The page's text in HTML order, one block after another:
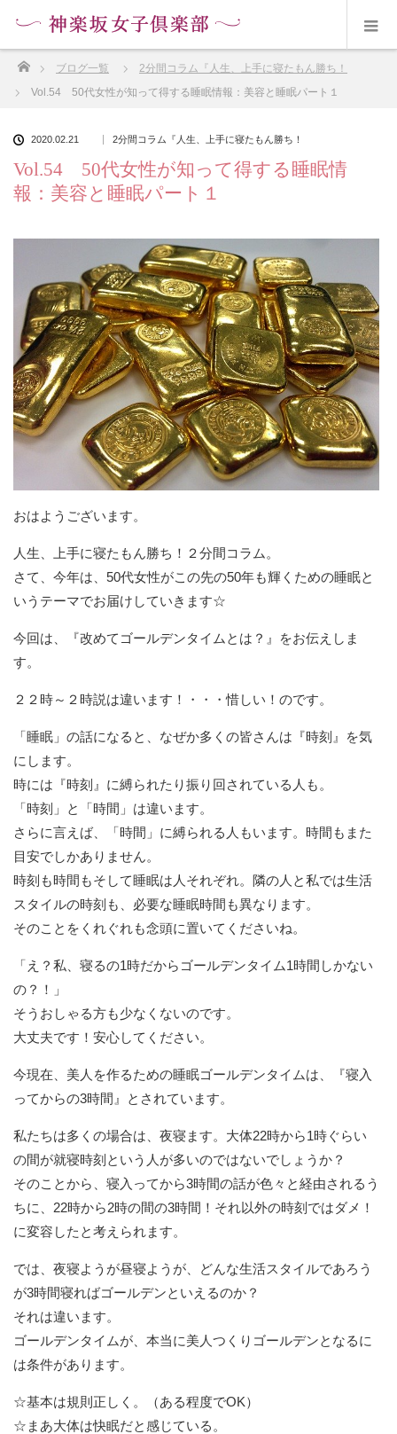
ブログ一覧
2分間コラム『人生、上手に寝たもん勝ち！
Vol.54 50代女性が知って得する睡眠情報：美容と睡眠パート１
2020.02.21 2分間コラム『人生、上手に寝たもん勝ち！
Vol.54 50代女性が知って得する睡眠情
報：美容と睡眠パート１
おはようございます。
人生、上手に寝たもん勝ち！２分間コラム。
さて、今年は、50代女性がこの先の50年も輝くための睡眠と
いうテーマでお届けしていきます☆
今回は、『改めてゴールデンタイムとは？』をお伝えしま
す。
２２時～２時説は違います！・・・惜しい！のです。
「睡眠」の話になると、なぜか多くの皆さんは『時刻』を気
にします。
時には『時刻』に縛られたり振り回されている人も。
「時刻」と「時間」は違います。
さらに言えば、「時間」に縛られる人もいます。時間もまた
目安でしかありません。
時刻も時間もそして睡眠は人それぞれ。隣の人と私では生活
スタイルの時刻も、必要な睡眠時間も異なります。
そのことをくれぐれも念頭に置いてくださいね。
「え？私、寝るの1時だからゴールデンタイム1時間しかない
の？！」
そうおしゃる方も少なくないのです。
大丈夫です！安心してください。
今現在、美人を作るための睡眠ゴールデンタイムは、『寝入
ってからの3時間』とされています。
私たちは多くの場合は、夜寝ます。大体22時から1時ぐらい
の間が就寝時刻という人が多いのではないでしょうか？
そのことから、寝入ってから3時間の話が色々と経由されるう
ちに、22時から2時の間の3時間！それ以外の時刻ではダメ！
に変容したと考えられます。
では、夜寝ようが昼寝ようが、どんな生活スタイルであろう
が3時間寝ればゴールデンといえるのか？
それは違います。
ゴールデンタイムが、本当に美人つくりゴールデンとなるに
は条件があります。
☆基本は規則正しく。（ある程度でOK）
☆まあ大体は快眠だと感じている。